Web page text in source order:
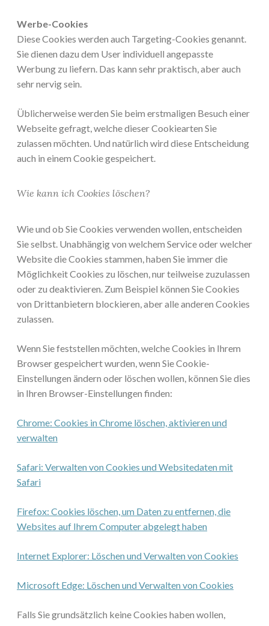
Werbe-Cookies
Diese Cookies werden auch Targeting-Cookies genannt.
Sie dienen dazu dem User individuell angepasste
Werbung zu liefern. Das kann sehr praktisch, aber auch
sehr nervig sein.
Üblicherweise werden Sie beim erstmaligen Besuch einer
Webseite gefragt, welche dieser Cookiearten Sie
zulassen möchten. Und natürlich wird diese Entscheidung
auch in einem Cookie gespeichert.
Wie kann ich Cookies löschen?
Wie und ob Sie Cookies verwenden wollen, entscheiden
Sie selbst. Unabhängig von welchem Service oder welcher
Website die Cookies stammen, haben Sie immer die
Möglichkeit Cookies zu löschen, nur teilweise zuzulassen
oder zu deaktivieren. Zum Beispiel können Sie Cookies
von Drittanbietern blockieren, aber alle anderen Cookies
zulassen.
Wenn Sie feststellen möchten, welche Cookies in Ihrem
Browser gespeichert wurden, wenn Sie Cookie-
Einstellungen ändern oder löschen wollen, können Sie dies
in Ihren Browser-Einstellungen finden:
Chrome: Cookies in Chrome löschen, aktivieren und
verwalten
Safari: Verwalten von Cookies und Websitedaten mit
Safari
Firefox: Cookies löschen, um Daten zu entfernen, die
Websites auf Ihrem Computer abgelegt haben
Internet Explorer: Löschen und Verwalten von Cookies
Microsoft Edge: Löschen und Verwalten von Cookies
Falls Sie grundsätzlich keine Cookies haben wollen,